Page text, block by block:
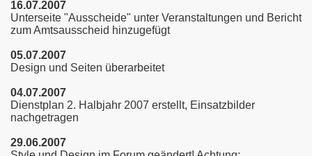
16.07.2007
Unterseite "Ausscheide" unter Veranstaltungen und Bericht
zum Amtsausscheid hinzugefügt
05.07.2007
Design und Seiten überarbeitet
04.07.2007
Dienstplan 2. Halbjahr 2007 erstellt, Einsatzbilder
nachgetragen
29.06.2007